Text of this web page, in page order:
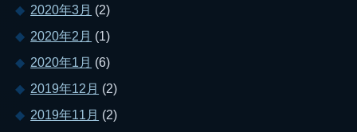
2020年3月 (2)
2020年2月 (1)
2020年1月 (6)
2019年12月 (2)
2019年11月 (2)